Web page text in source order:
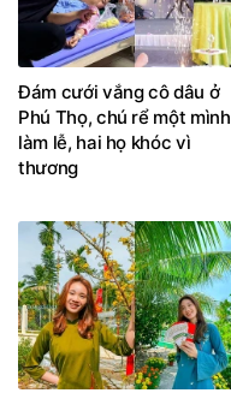
Đám cưới vắng cô dâu ở
Phú Thọ, chú rể một mình
làm lễ, hai họ khóc vì
thương